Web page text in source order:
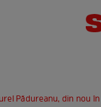
Pădureanu, din nou în doliu! Văduvul